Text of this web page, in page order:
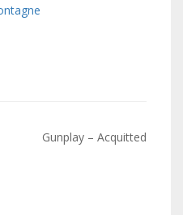
Gunplay – Acquitted